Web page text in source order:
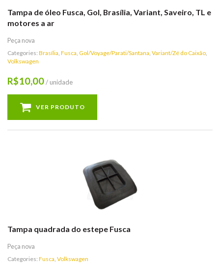
Tampa de óleo Fusca, Gol, Brasília, Variant, Saveiro, TL e
motores a ar
Peça nova
Categories: Brasília, Fusca, Gol/Voyage/Parati/Santana, Variant/Zé do Caixão,
Volkswagen
R$10,00/ unidade
VER PRODUTO
Tampa quadrada do estepe Fusca
Peça nova
Categories: Fusca, Volkswagen